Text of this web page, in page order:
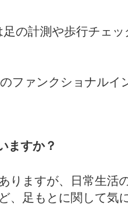
の計測や歩行チェ
ファンクショナルイ
ますか？
りますが、日常生活
足もとに関して気